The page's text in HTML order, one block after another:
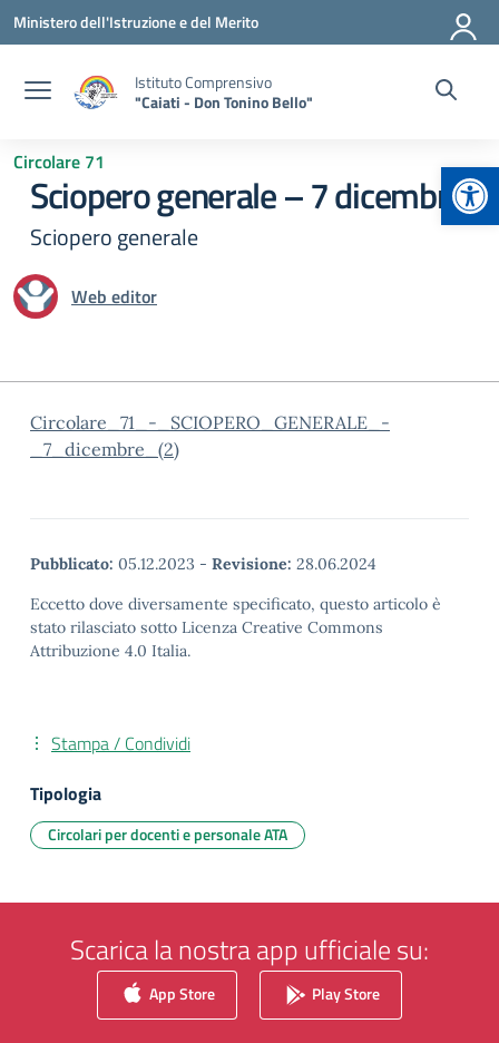
Vai ai contenuti
Vai al menu di navigazione
Vai al footer
Ministero dell'Istruzione e del Merito
Istituto Comprensivo
"Caiati - Don Tonino Bello"
Circolare 71
Sciopero generale – 7 dicembre
Sciopero generale
Web editor
Circolare_71_-_SCIOPERO_GENERALE_-
_7_dicembre_(2)
Pubblicato: 05.12.2023 - Revisione: 28.06.2024
Eccetto dove diversamente specificato, questo articolo è
stato rilasciato sotto Licenza Creative Commons
Attribuzione 4.0 Italia.
Stampa / Condividi
Tipologia
Circolari per docenti e personale ATA
Scarica la nostra app ufficiale su:
App Store Play Store